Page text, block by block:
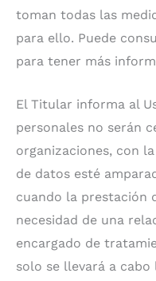
toman todas las
para ello. Puede
para tener más
El Titular informa al
personales no serán
organizaciones, con
de datos esté
cuando la prestación
necesidad de una
encargado de
solo se llevará a